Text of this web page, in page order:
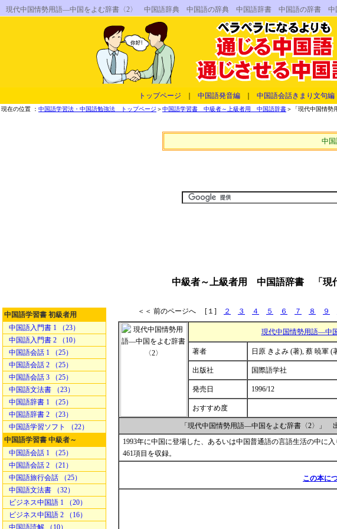
現代中国情勢用語―中国をよむ辞書〈2〉 中国語辞典 中国語の辞典 中国語辞書 中国語の辞
トップページ 中国語発音編 中国語会話きまり文句編
現在の位置 ： 中国語学習法・中国語勉強法 トップページ ＞中国語学習書 中級者～上級者用 中国語辞書＞「現代中国情勢
中
中級者～上級者用 中国語辞書 「現
中国語学習書 初級者用
中国語入門書 1 （23）
中国語入門書 2 （10）
中国語会話 1 （25）
中国語会話 2 （25）
中国語会話 3 （25）
中国語文法書 （23）
中国語辞書 1 （25）
中国語辞書 2 （23）
中国語学習ソフト （22）
中国語学習書 中級者～
中国語会話 1 （25）
中国語会話 2 （21）
中国語旅行会話 （25）
中国語文法書 （32）
ビジネス中国語 1 （20）
ビジネス中国語 2 （16）
中国語読解 （10）
＜＜ 前のページへ [１] ２ ３ ４ ５ ６ ７ ８ ９
現代中国情勢用語―中
著者 日原 きよみ (著), 蔡 暁軍 (
出版社 国際語学社
発売日 1996/12
おすすめ度
「現代中国情勢用語―中国をよむ辞書〈2〉」
1993年に中国に登場した、あるいは中国普通語の言語生活の中に
461項目を収録。
この本に